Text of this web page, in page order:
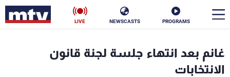
PROGRAMS
NEWSCASTS
LIVE
غانم بعد انتهاء جلسة لجنة قانون
الانتخابات
الأخبار